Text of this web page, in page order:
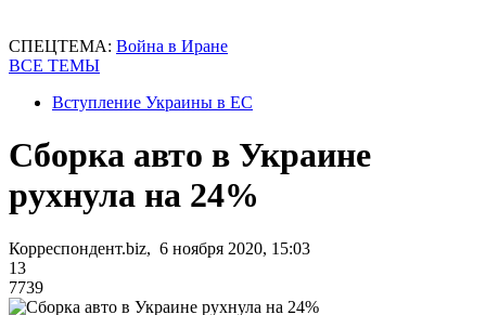
СПЕЦТЕМА: Война в Иране
ВСЕ ТЕМЫ
Вступление Украины в ЕС
Сборка авто в Украине
рухнула на 24%
Корреспондент.biz, 6 ноября 2020, 15:03
13
7739